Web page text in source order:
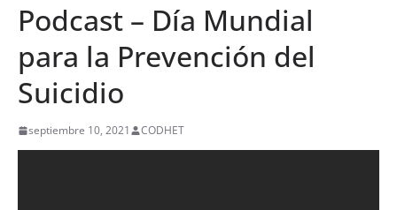
Podcast – Día Mundial
para la Prevención del
Suicidio
septiembre 10, 2021 CODHET